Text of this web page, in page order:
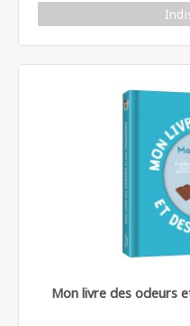
Mon livre des odeurs